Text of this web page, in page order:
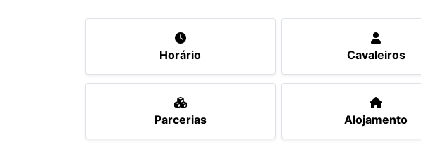
Horário Cavaleiros
Parcerias Alojamento